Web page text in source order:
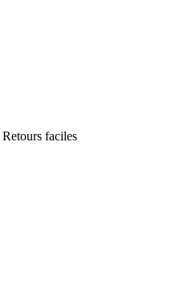
Retours faciles